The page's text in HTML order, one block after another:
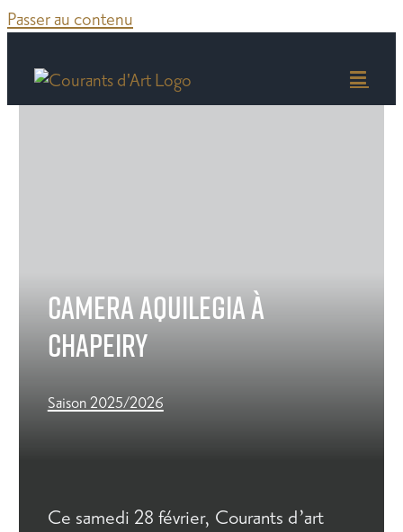
Passer au contenu
CAMERA AQUILEGIA À
CHAPEIRY
Saison 2025/2026
Ce samedi 28 février, Courants d’art